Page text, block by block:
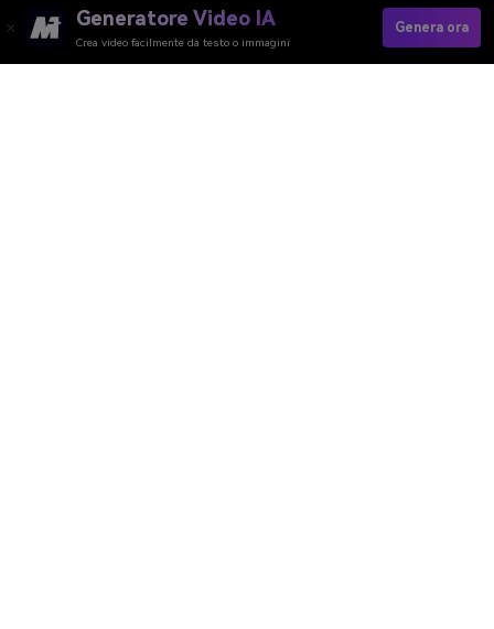
Generatore Video IA
Crea video facilmente da testo o immagini
Genera ora